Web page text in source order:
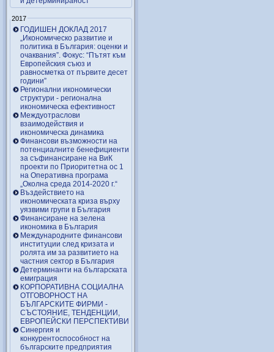
2017
ГОДИШЕН ДОКЛАД 2017
„Икономическо развитие и
политика в България: оценки и
очаквания”. Фокус: “Пътят към
Европейския съюз и
равносметка от първите десет
години”
Регионални икономически
структури - регионална
икономическа ефективност
Междуотраслови
взаимодействия и
икономическа динамика
Финансови възможности на
потенциалните бенефициенти
за съфинансиране на ВиК
проекти по Приоритетна ос 1
на Оперативна програма
„Околна среда 2014-2020 г.“
Въздействието на
икономическата криза върху
уязвими групи в България
Финансиране на зелена
икономика в България
Международните финансови
институции след кризата и
ролята им за развитието на
частния сектор в България
Детерминанти на българската
емиграция
КОРПОРАТИВНА СОЦИАЛНА
ОТГОВОРНОСТ НА
БЪЛГАРСКИТЕ ФИРМИ -
СЪСТОЯНИЕ, ТЕНДЕНЦИИ,
ЕВРОПЕЙСКИ ПЕРСПЕКТИВИ
Синергия и
конкурентоспособност на
българските предприятия